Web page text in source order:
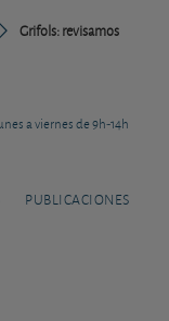
Grifols: revisamos
a viernes de 9h-14h
PUBLICACIONES